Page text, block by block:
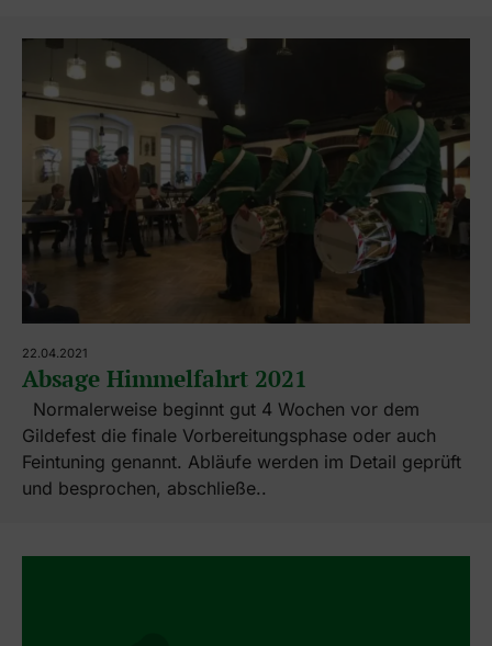
22.04.2021
Absage Himmelfahrt 2021
Normalerweise beginnt gut 4 Wochen vor dem
Gildefest die finale Vorbereitungsphase oder auch
Feintuning genannt. Abläufe werden im Detail geprüft
und besprochen, abschließe..